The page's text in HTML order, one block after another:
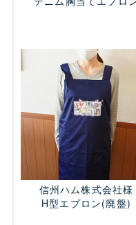
信州ハム株式会社様
H型エプロン(廃盤)